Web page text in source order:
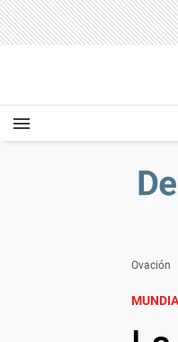
Ovación